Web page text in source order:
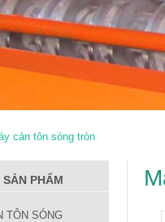
cán tôn sóng tròn
SẢN PHẨM
TÔN SÓNG